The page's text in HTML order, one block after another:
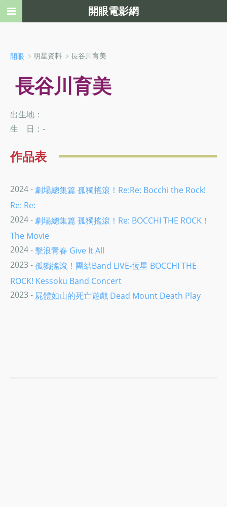
開眼 ﹥明星資料 ﹥長谷川育美
長谷川育美
出生地：
生 日：-
作品表
2024 - 劇場總集篇 孤獨搖滾！Re:Re: Bocchi the Rock!
Re: Re:
2024 - 劇場總集篇 孤獨搖滾！Re: BOCCHI THE ROCK！
The Movie
2024 - 擊浪青春 Give It All
2023 -孤獨搖滾！團結Band LIVE-恆星 BOCCHI THE
ROCK! Kessoku Band Concert
2023 - 屍體如山的死亡遊戲 Dead Mount Death Play
開眼電影網